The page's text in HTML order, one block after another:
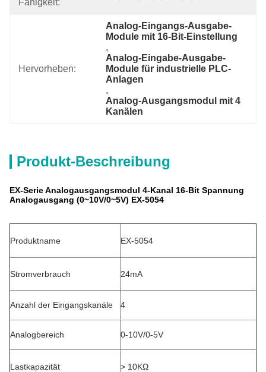
Fähigkeit:
Hervorheben:
Analog-Eingangs-Ausgabe-
Module mit 16-Bit-Einstellung
,
Analog-Eingabe-Ausgabe-
Module für industrielle PLC-
Anlagen
,
Analog-Ausgangsmodul mit 4
Kanälen
Produkt-Beschreibung
EX-Serie Analogausgangsmodul 4-Kanal 16-Bit Spannung
Analogausgang (0~10V/0~5V) EX-5054
Produktname EX-5054
Stromverbrauch 24mA
Anzahl der Eingangskanäle 4
Analogbereich 0-10V/0-5V
Lastkapazität > 10KΩ